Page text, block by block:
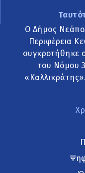
Ο Δήμος
Περιφέρεια
συγκροτήθηκε
του Νόμου